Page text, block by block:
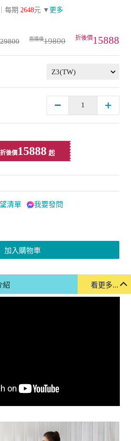
每期 2648元 ▼ 更多
29800 19800 15888
折後價15888
清單 我要發問
加入購物車
看更多...
紹